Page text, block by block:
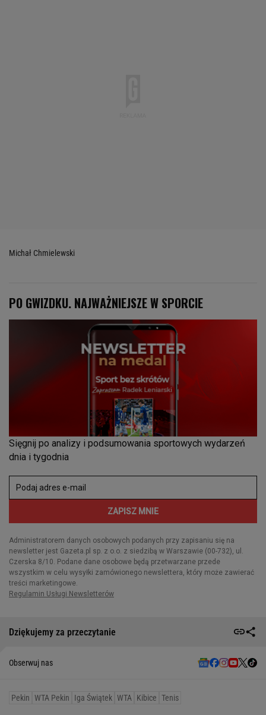
Michał Chmielewski
Dziękujemy za przeczytanie
Obserwuj nas
Pekin WTA Pekin Iga Świątek WTA Kibice Tenis